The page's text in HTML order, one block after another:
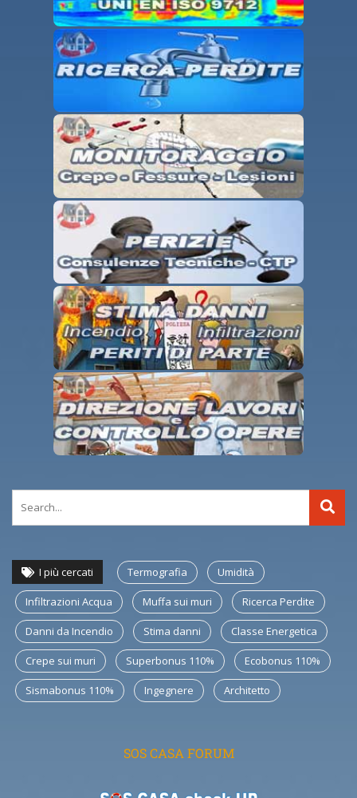
I più cercati Termografia Umidità
Infiltrazioni Acqua Muffa sui muri Ricerca Perdite
Danni da Incendio Stima danni Classe Energetica
Crepe sui muri Superbonus 110% Ecobonus 110%
Sismabonus 110% Ingegnere Architetto
SOS CASA FORUM